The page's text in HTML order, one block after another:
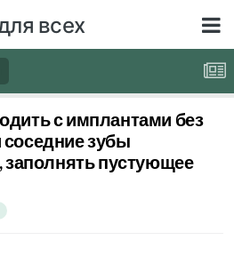
всех
с имплантами без
соседние зубы
заполнять пустующее